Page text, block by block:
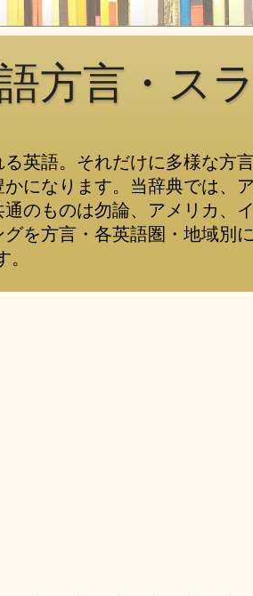
方言・ス
る英語。それだけに多様な
になります。当辞典では、
のものは勿論、アメリカ、
を方言・各英語圏・地域別